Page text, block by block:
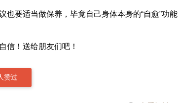
要适当做保养，毕竟自己身体本身的“自愈”功能
信！送给朋友们吧！
赞过